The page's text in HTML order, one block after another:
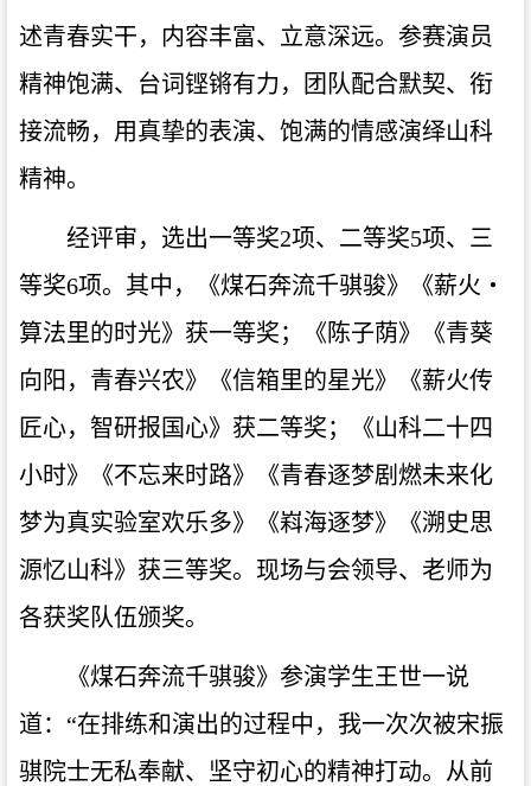
述青春实干，内容丰富、立意深远。参赛演员
精神饱满、台词铿锵有力，团队配合默契、衔
接流畅，用真挚的表演、饱满的情感演绎山科
精神。
经评审，选出一等奖2项、二等奖5项、三
等奖6项。其中，《煤石奔流千骐骏》《薪火・
算法里的时光》获一等奖；《陈子荫》《青葵
向阳，青春兴农》《信箱里的星光》《薪火传
匠心，智研报国心》获二等奖；《山科二十四
小时》《不忘来时路》《青春逐梦剧燃未来化
梦为真实验室欢乐多》《嵙海逐梦》《溯史思
源忆山科》获三等奖。现场与会领导、老师为
各获奖队伍颁奖。
《煤石奔流千骐骏》参演学生王世一说
道：“在排练和演出的过程中，我一次次被宋振
骐院士无私奉献、坚守初心的精神打动。从前